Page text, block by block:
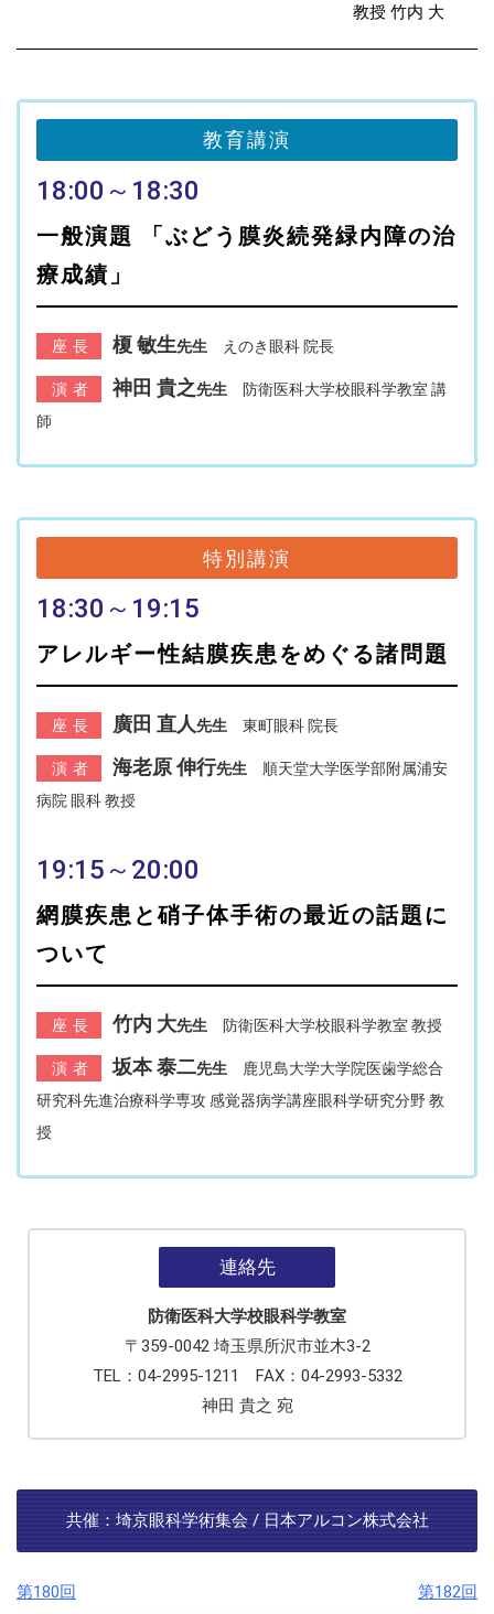
教授 竹内 大
教育講演
18:00～18:30
一般演題 「ぶどう膜炎続発緑内障の治
療成績」
座長 榎 敏生先生 えのき眼科 院長
演者 神田 貴之先生 防衛医科大学校眼科学教室 講
師
特別講演
18:30～19:15
アレルギー性結膜疾患をめぐる諸問題
座長 廣田 直人先生 東町眼科 院長
演者 海老原 伸行先生 順天堂大学医学部附属浦安
病院 眼科 教授
19:15～20:00
網膜疾患と硝子体手術の最近の話題に
ついて
座長 竹内 大先生 防衛医科大学校眼科学教室 教授
演者 坂本 泰二先生 鹿児島大学大学院医歯学総合
研究科先進治療科学専攻 感覚器病学講座眼科学研究分野 教
授
連絡先
防衛医科大学校眼科学教室
〒359-0042 埼玉県所沢市並木3-2
TEL：04-2995-1211 FAX：04-2993-5332
神田 貴之 宛
共催：埼京眼科学術集会 / 日本アルコン株式会社
第180回 第182回